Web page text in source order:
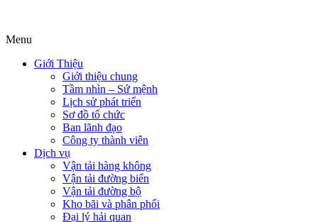
Menu
Giới Thiệu
Giới thiệu chung
Tầm nhìn – Sứ mệnh
Lịch sử phát triển
Sơ đồ tổ chức
Ban lãnh đạo
Công ty thành viên
Dịch vụ
Vận tải hàng không
Vận tải đường biển
Vận tải đường bộ
Kho bãi và phân phối
Đại lý hải quan